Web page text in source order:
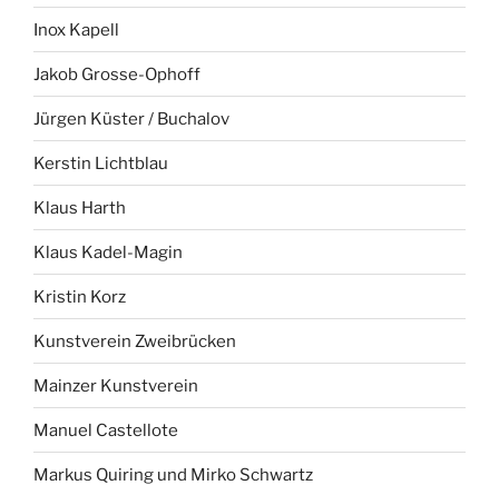
Inox Kapell
Jakob Grosse-Ophoff
Jürgen Küster / Buchalov
Kerstin Lichtblau
Klaus Harth
Klaus Kadel-Magin
Kristin Korz
Kunstverein Zweibrücken
Mainzer Kunstverein
Manuel Castellote
Markus Quiring und Mirko Schwartz